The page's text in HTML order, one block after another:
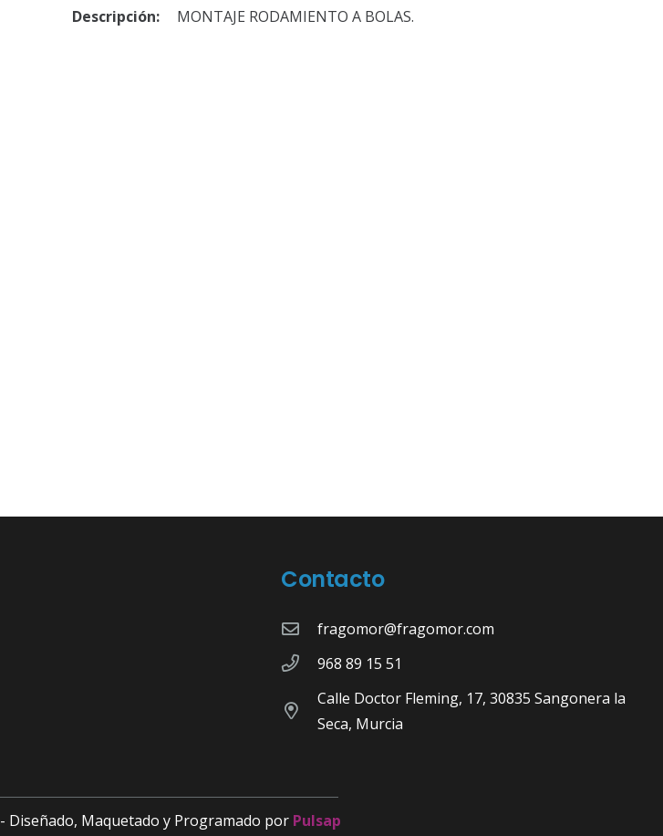
Descripción:
MONTAJE RODAMIENTO A BOLAS.
Contacto
fragomor@fragomor.com
968 89 15 51
Calle Doctor Fleming, 17, 30835 Sangonera la
Seca, Murcia
- Diseñado, Maquetado y Programado por Pulsap